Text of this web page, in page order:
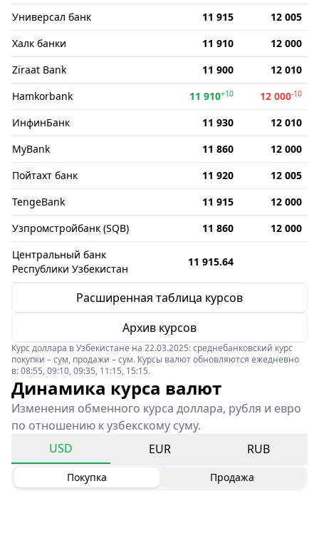
Универсал банк
11 915
12 005
Халк банки
11 910
12 000
Ziraat Bank
11 900
12 010
Hamkorbank
11 910+10 12 000-10
ИнфинБанк 11 930
12 010
MyBank
11 860
12 000
Пойтахт банк
11 920
12 005
TengeBank
11 915
12 000
Узпромстройбанк (SQB)
11 860
12 000
Центральный банк
Республики Узбекистан
11 915.64
Расширенная таблица курсов
Архив курсов
Курс доллара в Узбекистане на 22.03.2025: среднебанковский курс
покупки – сум, продажи – сум. Курсы валют обновляются ежедневно
в: 08:55, 09:10, 09:35, 11:15, 15:15.
Динамика курса валют
Изменения обменного курса доллара, рубля и евро
по отношению к узбекскому суму.
USD
EUR RUB
Покупка Продажа